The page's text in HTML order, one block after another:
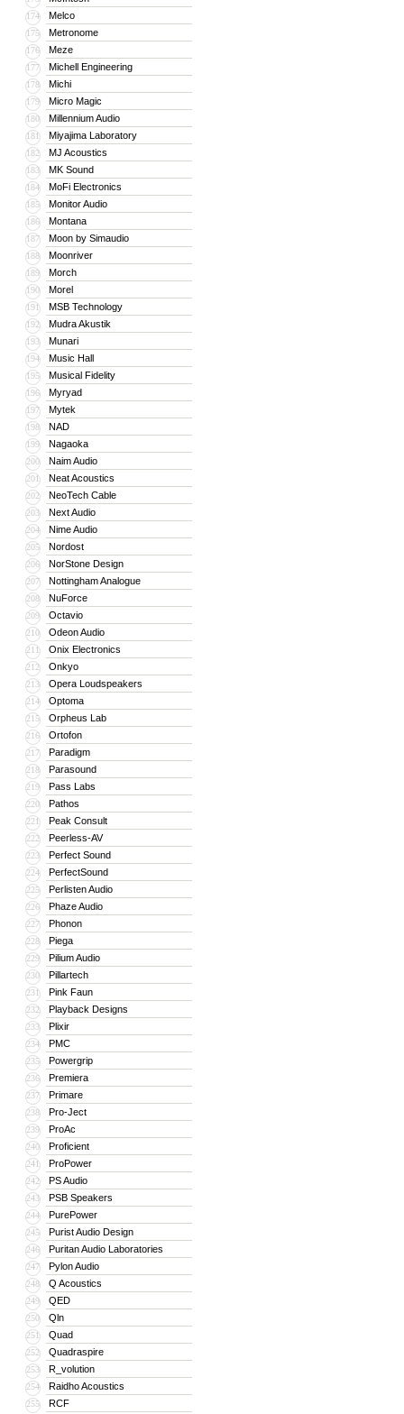
174 Melco
175 Metronome
176 Meze
177 Michell Engineering
178 Michi
179 Micro Magic
180 Millennium Audio
181 Miyajima Laboratory
182 MJ Acoustics
183 MK Sound
184 MoFi Electronics
185 Monitor Audio
186 Montana
187 Moon by Simaudio
188 Moonriver
189 Morch
190 Morel
191 MSB Technology
192 Mudra Akustik
193 Munari
194 Music Hall
195 Musical Fidelity
196 Myryad
197 Mytek
198 NAD
199 Nagaoka
200 Naim Audio
201 Neat Acoustics
202 NeoTech Cable
203 Next Audio
204 Nime Audio
205 Nordost
206 NorStone Design
207 Nottingham Analogue
208 NuForce
209 Octavio
210 Odeon Audio
211 Onix Electronics
212 Onkyo
213 Opera Loudspeakers
214 Optoma
215 Orpheus Lab
216 Ortofon
217 Paradigm
218 Parasound
219 Pass Labs
220 Pathos
221 Peak Consult
222 Peerless-AV
223 Perfect Sound
224 PerfectSound
225 Perlisten Audio
226 Phaze Audio
227 Phonon
228 Piega
229 Pilium Audio
230 Pillartech
231 Pink Faun
232 Playback Designs
233 Plixir
234 PMC
235 Powergrip
236 Premiera
237 Primare
238 Pro-Ject
239 ProAc
240 Proficient
241 ProPower
242 PS Audio
243 PSB Speakers
244 PurePower
245 Purist Audio Design
246 Puritan Audio Laboratories
247 Pylon Audio
248 Q Acoustics
249 QED
250 Qln
251 Quad
252 Quadraspire
253 R_volution
254 Raidho Acoustics
255 RCF